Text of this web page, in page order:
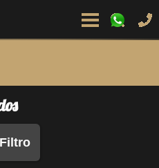
Filtro